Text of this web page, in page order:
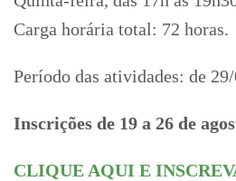
Carga horária total: 72 horas.
Período das atividades: de
Inscrições de 19 a 26 de
CLIQUE AQUI E